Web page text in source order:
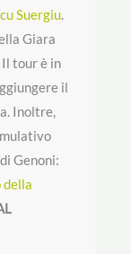
Suergiu.
Giara
Il tour è in
il
Inoltre,
Genoni:
della